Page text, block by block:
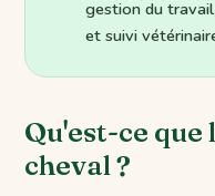
gestion du
et suivi
Qu'est-ce que
cheval ?